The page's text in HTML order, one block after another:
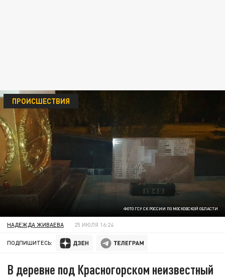
ФОТО ГСУ СК РОССИИ ПО МОСКОВСКОЙ ОБЛАСТИ
ПРОИСШЕСТВИЯ
НАДЕЖДА ЖИВАЕВА 25 ИЮЛЯ 16:24
ПОДПИШИТЕСЬ:
В деревне под Красногорском неизвестный